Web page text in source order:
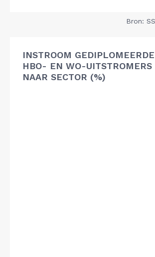
Bron:
INSTROOM GEDIPLOMEERDE
HBO- EN WO-UITSTROMERS
NAAR SECTOR (%)